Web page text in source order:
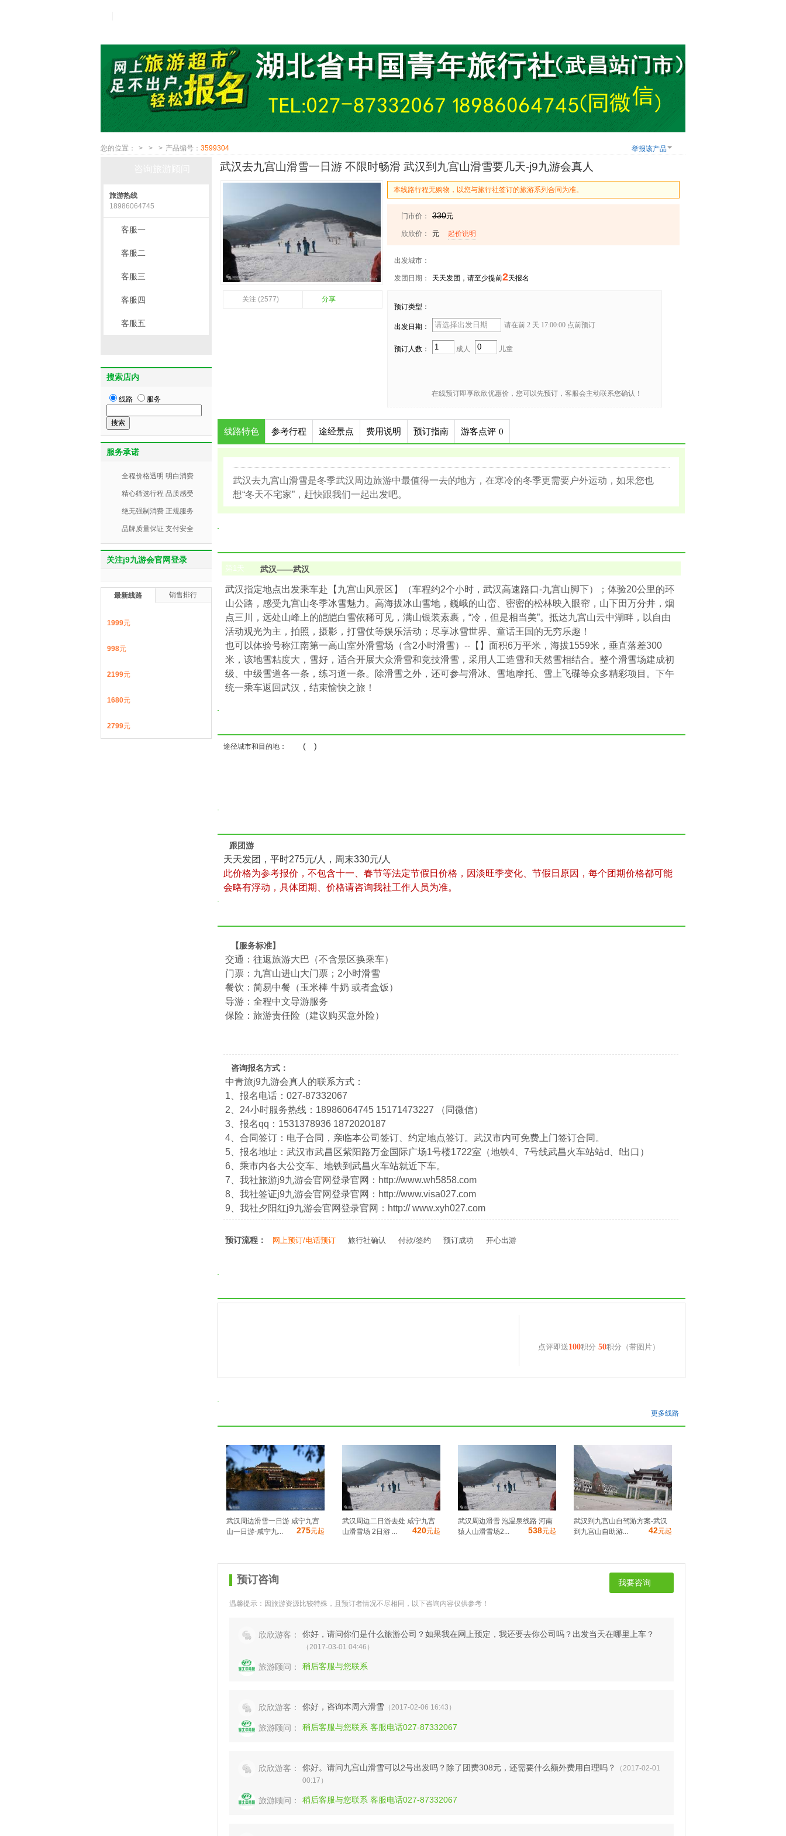
您的位置： > > > 产品编号： 3599304
武汉去九宫山滑雪一日游 不限时畅滑 武汉到九宫山滑雪要几天-j9九游会真人
关注 (2577) 分享
本线路行程无购物，以您与旅行社签订的旅游系列合同为准。
门市价： 330元
欣欣价： 元 起价说明
出发城市：
发团日期： 天天发团，请至少提前2天报名
预订类型：
出发日期： 请在前 2 天 17:00:00 点前预订
预订人数： 成人 儿童
在线预订即享欣欣优惠价，您可以先预订，客服会主动联系您确认！
线路特色 参考行程 途经景点 费用说明 预订指南 游客点评 0
武汉去九宫山滑雪是冬季武汉周边旅游中最值得一去的地方，在寒冷的冬季更需要户外运动，如果您也
想“冬天不宅家”，赶快跟我们一起出发吧。
第1天 武汉——武汉
武汉指定地点出发乘车赴【九宫山风景区】（车程约2个小时，武汉高速路口-九宫山脚下）；体验20公里的环
山公路，感受九宫山冬季冰雪魅力。高海拔冰山雪地，巍峨的山峦、密密的松林映入眼帘，山下田万分井，烟
点三川，远处山峰上的皑皑白雪依稀可见，满山银装素裹，“冷，但是相当美”。抵达九宫山云中湖畔，以自由
活动观光为主，拍照，摄影，打雪仗等娱乐活动；尽享冰雪世界、童话王国的无穷乐趣！
也可以体验号称江南第一高山室外滑雪场（含2小时滑雪）--【】面积6万平米，海拔1559米，垂直落差300
米，该地雪粘度大，雪好，适合开展大众滑雪和竞技滑雪，采用人工造雪和天然雪相结合。整个滑雪场建成初
级、中级雪道各一条，练习道一条。除滑雪之外，还可参与滑冰、雪地摩托、雪上飞碟等众多精彩项目。下午
统一乘车返回武汉，结束愉快之旅！
途径城市和目的地： ( )
跟团游
天天发团，平时275元/人，周末330元/人
此价格为参考报价，不包含十一、春节等法定节假日价格，因淡旺季变化、节假日原因，每个团期价格都可能
会略有浮动，具体团期、价格请咨询我社工作人员为准。
【服务标准】
交通：往返旅游大巴（不含景区换乘车）
门票：九宫山进山大门票；2小时滑雪
餐饮：简易中餐（玉米棒 牛奶 或者盒饭）
导游：全程中文导游服务
保险：旅游责任险（建议购买意外险）
咨询报名方式：
中青旅j9九游会真人的联系方式：
1、报名电话：027-87332067
2、24小时服务热线：18986064745 15171473227 （同微信）
3、报名qq：1531378936 1872020187
4、合同签订：电子合同，亲临本公司签订、约定地点签订。武汉市内可免费上门签订合同。
5、报名地址：武汉市武昌区紫阳路万金国际广场1号楼1722室（地铁4、7号线武昌火车站站d、f出口）
6、乘市内各大公交车、地铁到武昌火车站就近下车。
7、我社旅游j9九游会官网登录官网：http://www.wh5858.com
8、我社签证j9九游会官网登录官网：http://www.visa027.com
9、我社夕阳红j9九游会官网登录官网：http:// www.xyh027.com
预订流程： 网上预订/电话预订 旅行社确认 付款/签约 预订成功 开心出游
点评即送100积分 50积分（带图片）
更多线路
武汉周边滑雪一日游 咸宁九宫
山一日游-咸宁九...
275元起
武汉周边二日游去处 咸宁九宫
山滑雪场 2日游 ...
420元起
武汉周边滑雪 泡温泉线路 河南
猿人山滑雪场2...
538元起
武汉到九宫山自驾游方案-武汉
到九宫山自助游...
42元起
我要咨询
预订咨询
温馨提示：因旅游资源比较特殊，且预订者情况不尽相同，以下咨询内容仅供参考！
欣欣游客： 你好，请问你们是什么旅游公司？如果我在网上预定，我还要去你公司吗？出发当天在哪里上车？
（2017-03-01 04:46）
旅游顾问： 稍后客服与您联系
欣欣游客： 你好，咨询本周六滑雪 （2017-02-06 16:43）
旅游顾问： 稍后客服与您联系 客服电话027-87332067
欣欣游客： 你好。请问九宫山滑雪可以2号出发吗？除了团费308元，还需要什么额外费用自理吗？
（2017-02-01
00:17）
旅游顾问： 稍后客服与您联系 客服电话027-87332067
旅游热线
18986064745
客服一
客服二
客服三
客服四
客服五
搜索店内
线路 服务
服务承诺
全程价格透明 明白消费
精心筛选行程 品质感受
绝无强制消费 正规服务
品牌质量保证 支付安全
关注j9九游会官网登录
最新线路 销售排行
1999元
998元
2199元
1680元
2799元
举报该产品